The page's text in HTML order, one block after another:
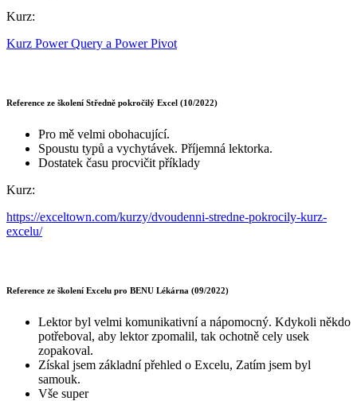
Kurz:
Kurz Power Query a Power Pivot
Reference ze školení Středně pokročilý Excel (10/2022)
Pro mě velmi obohacující.
Spoustu typů a vychytávek. Příjemná lektorka.
Dostatek času procvičit příklady
Kurz:
https://exceltown.com/kurzy/dvoudenni-stredne-pokrocily-kurz-
excelu/
Reference ze školení Excelu pro BENU Lékárna (09/2022)
Lektor byl velmi komunikativní a nápomocný. Kdykoli někdo
potřeboval, aby lektor zpomalil, tak ochotně cely usek
zopakoval.
Získal jsem základní přehled o Excelu, Zatím jsem byl
samouk.
Vše super